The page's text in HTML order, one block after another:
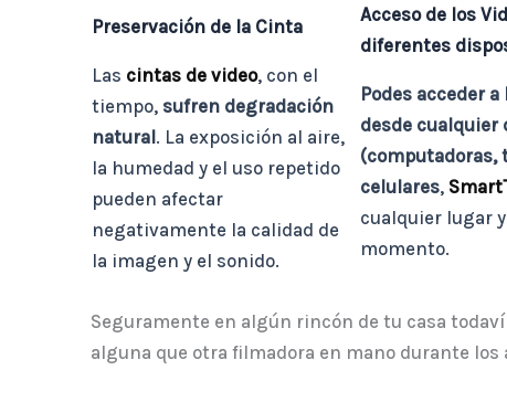
Preservación de la Cinta
Las cintas de video, con el
tiempo, sufren degradación
natural. La exposición al aire,
la humedad y el uso repetido
pueden afectar
negativamente la calidad de
la imagen y el sonido.
Acceso de los
diferentes
Podes acceder
desde cualquier
(computadoras,
celulares,
cualquier lugar
momento.
Seguramente en algún rincón de tu casa
alguna que otra filmadora en mano durante los